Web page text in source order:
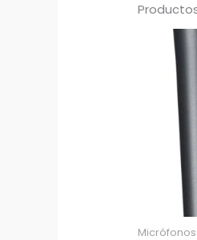
Micrófonos